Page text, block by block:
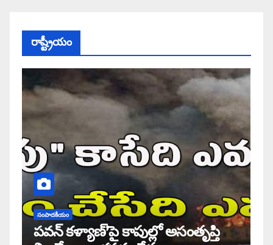
రాష్ట్రీయం
సంపాదకీయం
పవన్ కళ్యాణ్’పై కాపుల్లో అసంతృప్తి